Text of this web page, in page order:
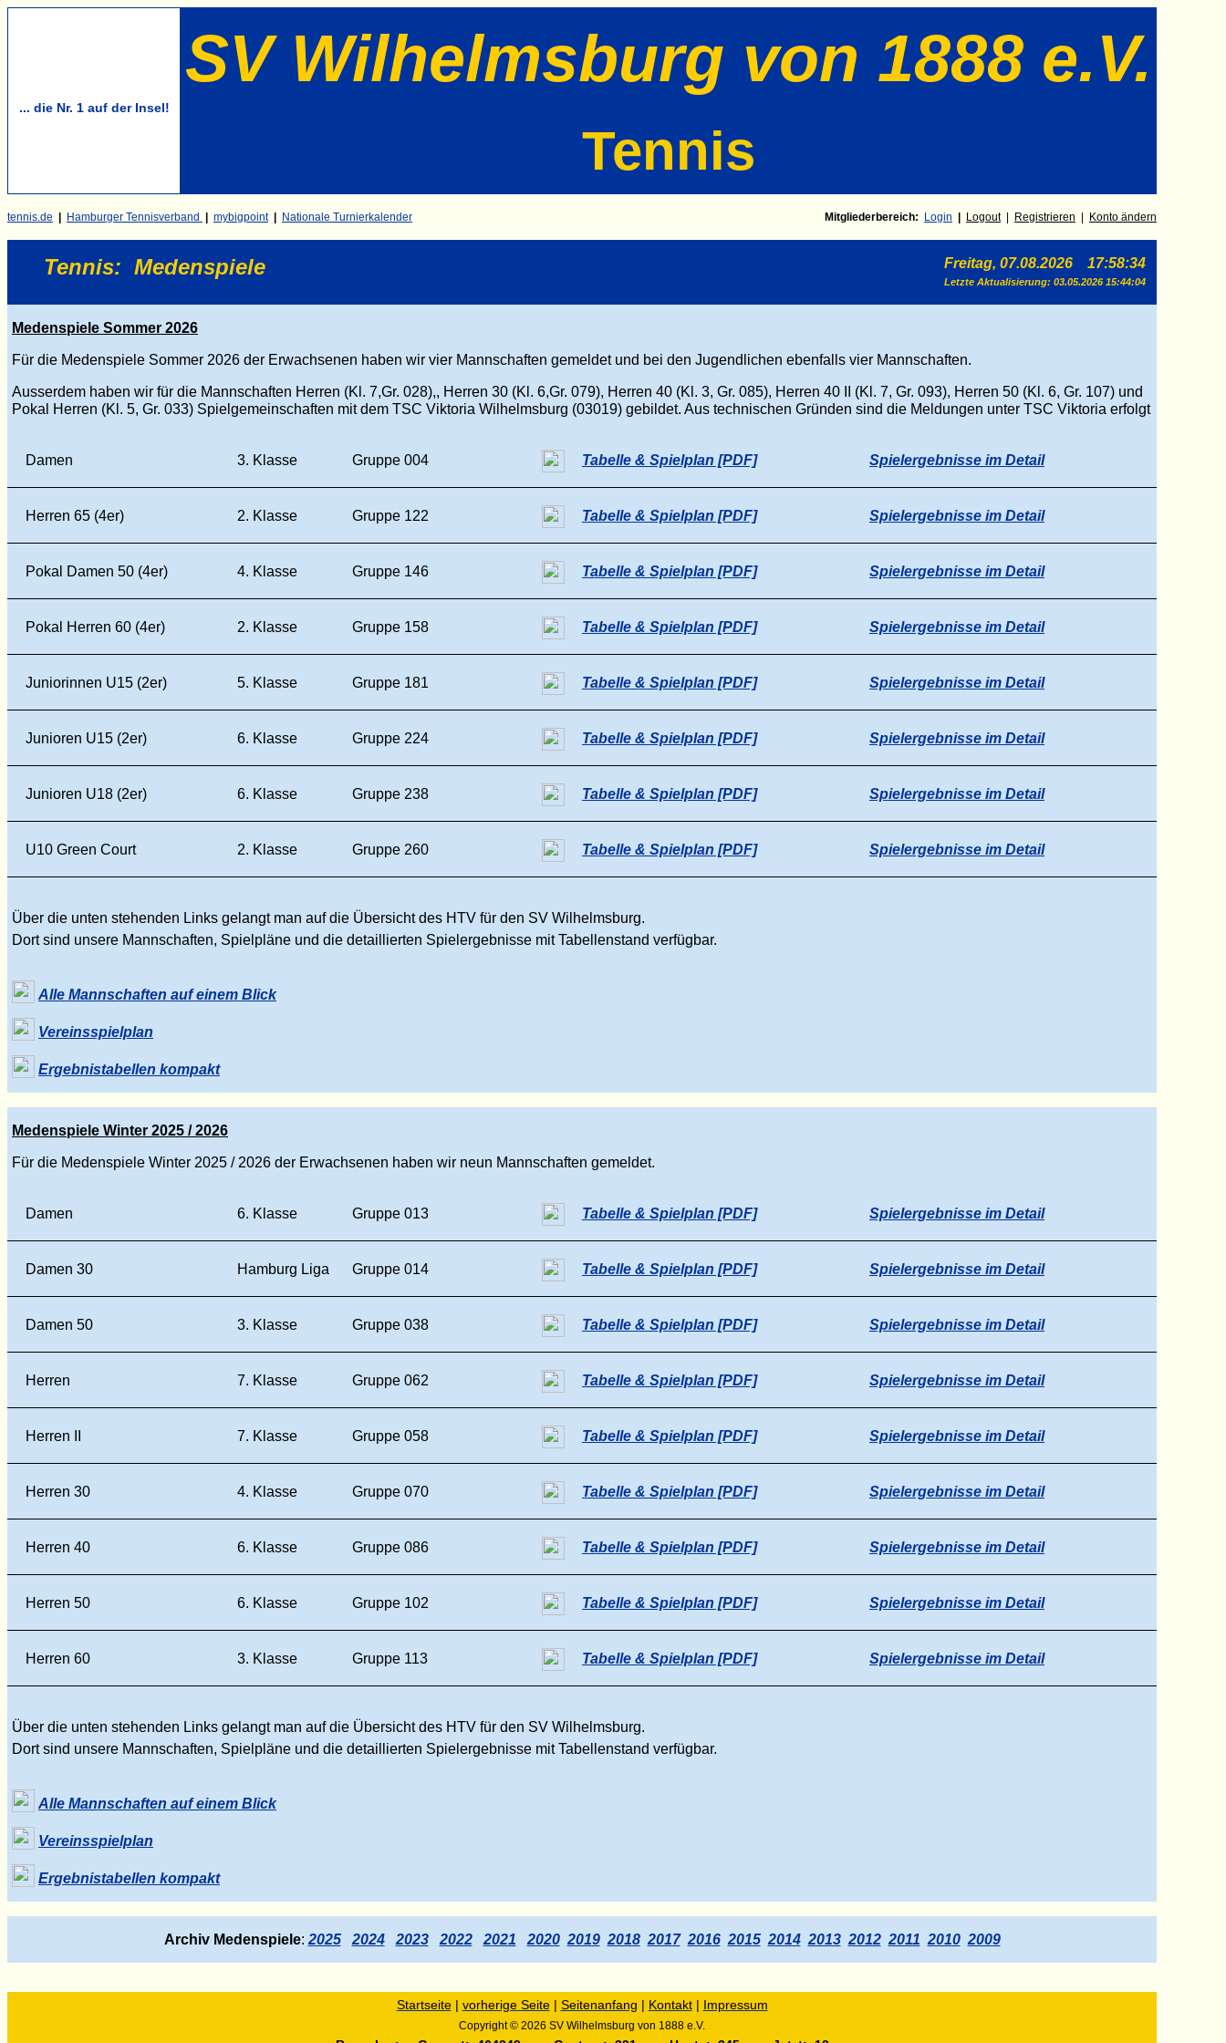
... die Nr. 1 auf der Insel!
SV Wilhelmsburg von 1888 e.V.
Tennis
tennis.de Hamburger Tennisverband mybigpoint Nationale Turnierkalender Mitgliederbereich: Login Logout Registrieren Konto ändern
Tennis: Medenspiele Freitag, 07.08.2026 17:58:34
Letzte Aktualisierung: 03.05.2026 15:44:04
Medenspiele Sommer 2026
Für die Medenspiele Sommer 2026 der Erwachsenen haben wir vier Mannschaften gemeldet und bei den Jugendlichen ebenfalls vier Mannschaften.
Ausserdem haben wir für die Mannschaften Herren (Kl. 7,Gr. 028),, Herren 30 (Kl. 6,Gr. 079), Herren 40 (Kl. 3, Gr. 085), Herren 40 II (Kl. 7, Gr. 093), Herren 50 (Kl. 6, Gr. 107) und
Pokal Herren (Kl. 5, Gr. 033) Spielgemeinschaften mit dem TSC Viktoria Wilhelmsburg (03019) gebildet. Aus technischen Gründen sind die Meldungen unter TSC Viktoria erfolgt
Damen 3. Klasse Gruppe 004 Tabelle & Spielplan [PDF] Spielergebnisse im Detail
Herren 65 (4er) 2. Klasse Gruppe 122 Tabelle & Spielplan [PDF] Spielergebnisse im Detail
Pokal Damen 50 (4er) 4. Klasse Gruppe 146 Tabelle & Spielplan [PDF] Spielergebnisse im Detail
Pokal Herren 60 (4er) 2. Klasse Gruppe 158 Tabelle & Spielplan [PDF] Spielergebnisse im Detail
Juniorinnen U15 (2er) 5. Klasse Gruppe 181 Tabelle & Spielplan [PDF] Spielergebnisse im Detail
Junioren U15 (2er) 6. Klasse Gruppe 224 Tabelle & Spielplan [PDF] Spielergebnisse im Detail
Junioren U18 (2er) 6. Klasse Gruppe 238 Tabelle & Spielplan [PDF] Spielergebnisse im Detail
U10 Green Court 2. Klasse Gruppe 260 Tabelle & Spielplan [PDF] Spielergebnisse im Detail
Über die unten stehenden Links gelangt man auf die Übersicht des HTV für den SV Wilhelmsburg.
Dort sind unsere Mannschaften, Spielpläne und die detaillierten Spielergebnisse mit Tabellenstand verfügbar.
Alle Mannschaften auf einem Blick
Vereinsspielplan
Ergebnistabellen kompakt
Medenspiele Winter 2025 / 2026
Für die Medenspiele Winter 2025 / 2026 der Erwachsenen haben wir neun Mannschaften gemeldet.
Damen 6. Klasse Gruppe 013 Tabelle & Spielplan [PDF] Spielergebnisse im Detail
Damen 30 Hamburg Liga Gruppe 014 Tabelle & Spielplan [PDF] Spielergebnisse im Detail
Damen 50 3. Klasse Gruppe 038 Tabelle & Spielplan [PDF] Spielergebnisse im Detail
Herren 7. Klasse Gruppe 062 Tabelle & Spielplan [PDF] Spielergebnisse im Detail
Herren II 7. Klasse Gruppe 058 Tabelle & Spielplan [PDF] Spielergebnisse im Detail
Herren 30 4. Klasse Gruppe 070 Tabelle & Spielplan [PDF] Spielergebnisse im Detail
Herren 40 6. Klasse Gruppe 086 Tabelle & Spielplan [PDF] Spielergebnisse im Detail
Herren 50 6. Klasse Gruppe 102 Tabelle & Spielplan [PDF] Spielergebnisse im Detail
Herren 60 3. Klasse Gruppe 113 Tabelle & Spielplan [PDF] Spielergebnisse im Detail
Über die unten stehenden Links gelangt man auf die Übersicht des HTV für den SV Wilhelmsburg.
Dort sind unsere Mannschaften, Spielpläne und die detaillierten Spielergebnisse mit Tabellenstand verfügbar.
Alle Mannschaften auf einem Blick
Vereinsspielplan
Ergebnistabellen kompakt
Archiv Medenspiele: 2025 2024 2023 2022 2021 2020 2019 2018 2017 2016 2015 2014 2013 2012 2011 2010 2009
Startseite| vorherige Seite | Seitenanfang | Kontakt | Impressum
Copyright © 2026 SV Wilhelmsburg von 1888 e.V.